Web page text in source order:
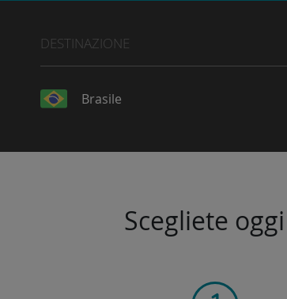
DESTINAZIONE
Brasile
Scegliete